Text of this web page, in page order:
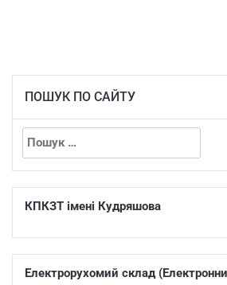
ПОШУК ПО САЙТУ
КПКЗТ імені Кудряшова
Електрорухомий склад